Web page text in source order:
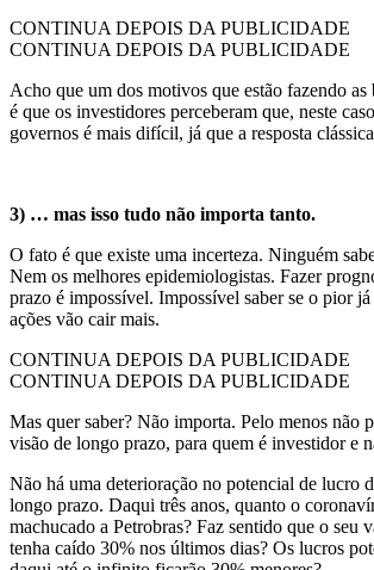
CONTINUA DEPOIS DA PUBLICIDADE
CONTINUA DEPOIS DA PUBLICIDADE
Acho que um dos motivos que estão fazendo as
é que os investidores perceberam que, neste
governos é mais difícil, já que a resposta
3) … mas isso tudo não importa tanto.
O fato é que existe uma incerteza. Ninguém
Nem os melhores epidemiologistas. Fazer
prazo é impossível. Impossível saber se o pior já
ações vão cair mais.
CONTINUA DEPOIS DA PUBLICIDADE
CONTINUA DEPOIS DA PUBLICIDADE
Mas quer saber? Não importa. Pelo menos não
visão de longo prazo, para quem é investidor e
Não há uma deterioração no potencial de lucro
longo prazo. Daqui três anos, quanto o
machucado a Petrobras? Faz sentido que o seu
tenha caído 30% nos últimos dias? Os lucros